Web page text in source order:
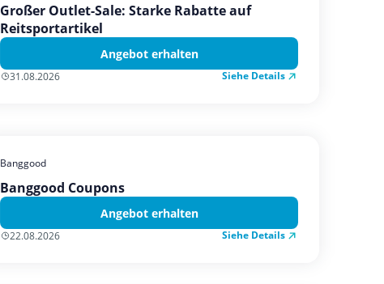
Großer Outlet-Sale: Starke Rabatte auf
Reitsportartikel
Angebot erhalten
31.08.2026 Siehe Details
Banggood
Banggood Coupons
Angebot erhalten
22.08.2026 Siehe Details